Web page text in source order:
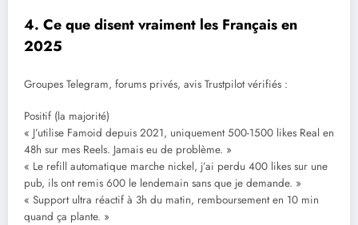
4. Ce que disent vraiment les Français en
2025
Groupes Telegram, forums privés, avis Trustpilot vérifiés :
Positif (la majorité)
« J’utilise Famoid depuis 2021, uniquement 500-1500 likes Real en
48h sur mes Reels. Jamais eu de problème. »
« Le refill automatique marche nickel, j’ai perdu 400 likes sur une
pub, ils ont remis 600 le lendemain sans que je demande. »
« Support ultra réactif à 3h du matin, remboursement en 10 min
quand ça plante. »